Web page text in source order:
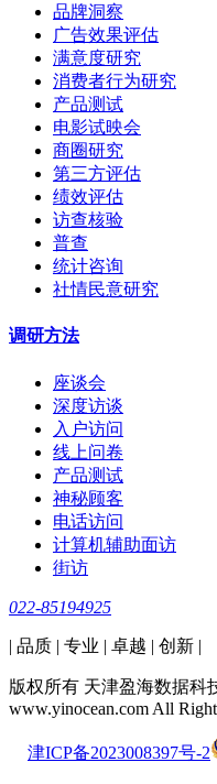
品牌洞察
广告效果评估
满意度研究
消费者行为研究
产品测试
电影试映会
商圈研究
第三方评估
绩效评估
访查核验
普查
统计咨询
社情民意研究
调研方法
座谈会
深度访谈
入户访问
线上问卷
产品测试
神秘顾客
电话访问
计算机辅助面访
街访
022-85194925
| 品质 | 专业 | 卓越 | 创新 |
版权所有 天津盈海数据科
www.yinocean.com All
津ICP备2023008397号-2